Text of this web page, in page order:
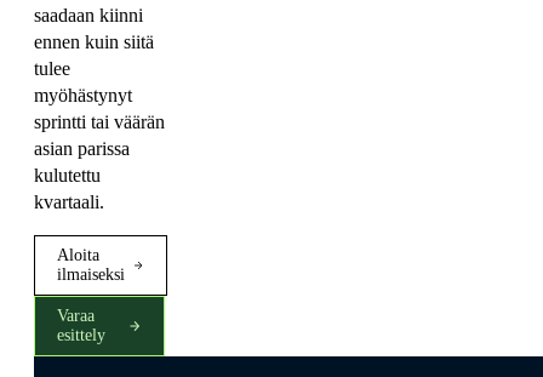
saadaan kiinni
ennen kuin siitä
tulee
myöhästynyt
sprintti tai väärän
asian parissa
kulutettu
kvartaali.
Aloita
ilmaiseksi
Varaa
esittely